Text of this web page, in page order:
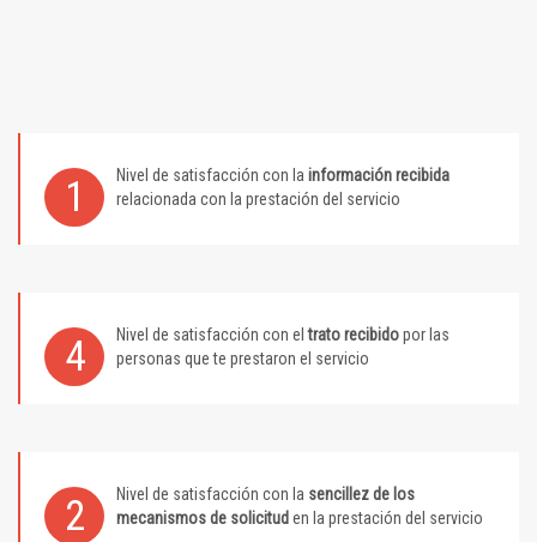
1 Nivel de satisfacción con la información recibida
relacionada con la prestación del servicio
4 Nivel de satisfacción con eltrato recibidopor las
personas que te prestaron el servicio
2 Nivel de satisfacción con la sencillez de los
mecanismos de solicitud en la prestación del servicio